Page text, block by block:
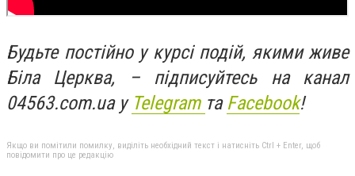
Будьте постійно у курсі подій, якими живе
Біла Церква, – підписуйтесь на канал
04563.com.ua у Telegram та Facebook!
Якщо ви помітили помилку, виділіть необхідний текст і натисніть Ctrl + Enter, щоб
повідомити про це редакцію